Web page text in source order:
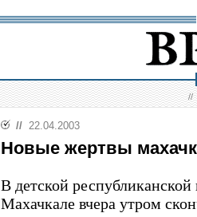
//
// 22.04.2003
Новые жертвы
В детской
Махачкале вчера утром